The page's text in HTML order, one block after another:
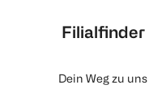
Filialfinder
Dein Weg zu uns